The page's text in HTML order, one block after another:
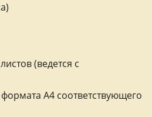
(ведется с
А4 соответствующего